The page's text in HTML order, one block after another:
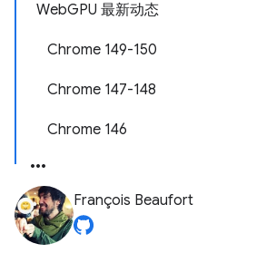
WebGPU 最新动态
Chrome 149-150
Chrome 147-148
Chrome 146
François Beaufort